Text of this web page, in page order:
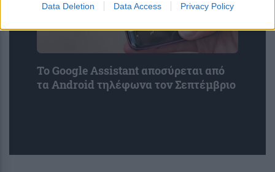
Data Deletion Data Access Privacy Policy
Το Google Assistant αποσύρεται από
τα Android τηλέφωνα τον Σεπτέμβριο